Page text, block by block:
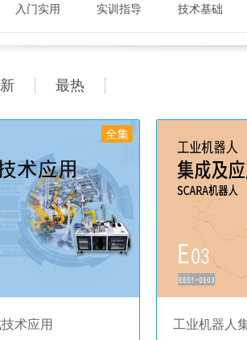
入门实用 实训指导 技术基础
最热
术应用